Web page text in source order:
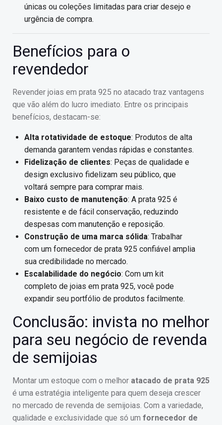
únicas ou coleções limitadas para criar desejo e
urgência de compra.
Benefícios para o
revendedor
Revender joias em prata 925 no atacado traz vantagens
que vão além do lucro imediato. Entre os principais
benefícios, destacam-se:
Alta rotatividade de estoque: Produtos de alta
demanda garantem vendas rápidas e constantes.
Fidelização de clientes: Peças de qualidade e
design exclusivo fidelizam seu público, que
voltará sempre para comprar mais.
Baixo custo de manutenção: A prata 925 é
resistente e de fácil conservação, reduzindo
despesas com manutenção e reposição.
Construção de uma marca sólida: Trabalhar
com um fornecedor de prata 925 confiável amplia
sua credibilidade no mercado.
Escalabilidade do negócio: Com um kit
completo de joias em prata 925, você pode
expandir seu portfólio de produtos facilmente.
Conclusão: invista no melhor
para seu negócio de revenda
de semijoias
Montar um estoque com o melhor atacado de prata 925
é uma estratégia inteligente para quem deseja crescer
no mercado de revenda de semijoias. Com a variedade,
qualidade e exclusividade que só um fornecedor de